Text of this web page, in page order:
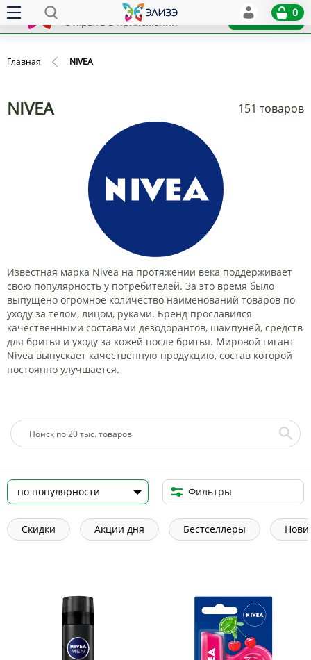
x
Открыть в приложении
Установить
0
Главная NIVEA
NIVEA 151 товаров
Известная марка Nivea на протяжении века поддерживает
свою популярность у потребителей. За это время было
выпущено огромное количество наименований товаров по
уходу за телом, лицом, руками. Бренд прославился
качественными составами дезодорантов, шампуней, средств
для бритья и уходу за кожей после бритья. Мировой гигант
Nivea выпускает качественную продукцию, состав которой
постоянно улучшается.
Фильтры
Скидки Акции дня Бестселлеры